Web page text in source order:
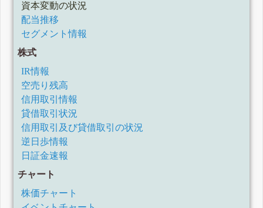
資本変動の状況
配当推移
セグメント情報
株式
IR情報
空売り残高
信用取引情報
貸借取引状況
信用取引及び貸借取引の状況
逆日歩情報
日証金速報
チャート
株価チャート